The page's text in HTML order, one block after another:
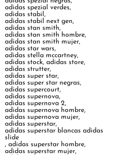
adidas spezial verdes,
adidas stabil,
adidas stabil next gen,
adidas stan smith,
adidas stan smith hombre,
adidas stan smith mujer,
adidas star wars,
adidas stella mccartney,
adidas stock,adidas store,
adidas strutter,
adidas super star,
adidas super star negras,
adidas supercourt,
adidas supernova,
adidas supernova 2,
adidas supernova hombre,
adidas supernova mujer,
adidas superstar,
adidas superstar blancas adidas
slide
,adidas superstar hombre,
adidas superstar mujer,